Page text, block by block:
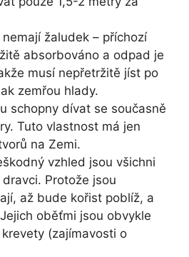
žaludek – příchozí
absorbováno a odpad je
musí nepřetržitě jíst po
zemřou hlady.
schopny dívat se současně
Tuto vlastnost má jen
na Zemi.
vzhled jsou všichni
Protože jsou
až bude kořist poblíž, a
oběťmi jsou obvykle
(zajímavosti o